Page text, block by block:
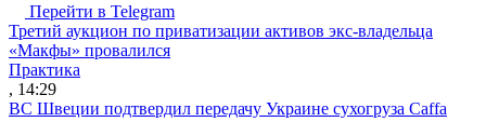
Перейти в Telegram
Третий аукцион по приватизации активов экс-владельца
«Макфы» провалился
Практика
, 14:29
ВС Швеции подтвердил передачу Украине сухогруза Caffa